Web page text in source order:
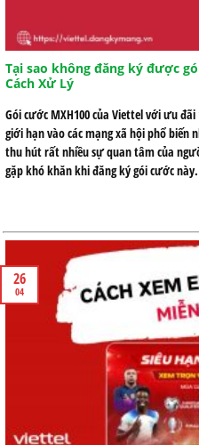
Tại sao không đăng ký được
Cách Xử Lý
Gói cước MXH100 của Viettel với ưu
giới hạn vào các mạng xã hội phổ biến
thu hút rất nhiều sự quan tâm của
gặp khó khăn khi đăng ký gói cước
26
04